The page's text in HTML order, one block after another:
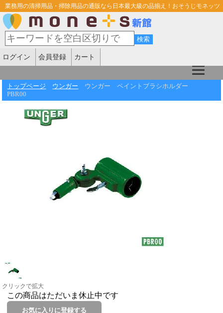
業務用の清掃用品・掃除用品の通販なら日本最大級の品揃え！おそうじモネッツ
ログイン 会員登録 カート
トップページ ウンガー
ウンガー ペイントブラシホルダー
PBR00
クリックで拡大
この商品はただいま休止中です